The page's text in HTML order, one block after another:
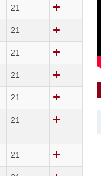
21
21
21
21
21
21
21